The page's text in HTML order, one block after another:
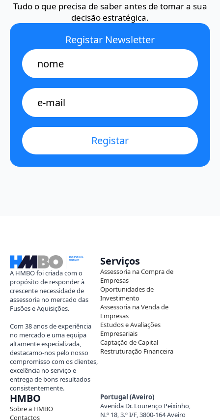
Tudo o que precisa de saber antes de tomar a sua
decisão estratégica.
Registar Newsletter
Name
E-
mail
*
Registar
A HMBO foi criada com o
propósito de responder à
crescente necessidade de
assessoria no mercado das
Fusões e Aquisições.
Com 38 anos de experiência
no mercado e uma equipa
altamente especializada,
destacamo-nos pelo nosso
compromisso com os clientes,
excelência no serviço e
entrega de bons resultados
consistentemente.
Serviços
Assessoria na Compra de
Empresas
Oportunidades de
Investimento
Assessoria na Venda de
Empresas
Estudos e Avaliações
Empresariais
Captação de Capital
Restruturação Financeira
HMBO
Sobre a HMBO
Contactos
Portugal (Aveiro)
Avenida Dr. Lourenço Peixinho,
N.º 18, 3.º I/F, 3800-164 Aveiro